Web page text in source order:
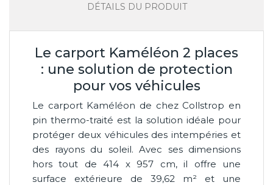
DÉTAILS DU PRODUIT
Le carport Kaméléon 2 places
: une solution de protection
pour vos véhicules
Le carport Kaméléon de chez Collstrop en
pin thermo-traité est la solution idéale pour
protéger deux véhicules des intempéries et
des rayons du soleil. Avec ses dimensions
hors tout de 414 x 957 cm, il offre une
surface extérieure de 39,62 m² et une